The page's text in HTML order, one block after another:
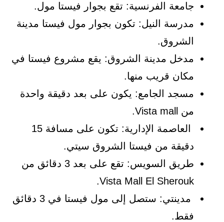
جامعة الفرنسية: تقع بجوار فيستا مول.
مدرسة النيل: تكون بجوار مول فيستا مدينة
الشروق.
مدخل مدينة الشروق: يقع مشروع فيستا في
مكان قريب منها.
مسجد الجامع: يكون على بعد دقيقة واحدة
من Vista mall.
العاصمة الإدارية: تكون على مسافة 15
دقيقة من فيستا الشروق سيتي.
طريق السويس: تقع على بعد 3 دقائق من
Vista Mall El Sherouk.
مدينتي: ستصل إلى مول فيستا في 3 دقائق
فقط.